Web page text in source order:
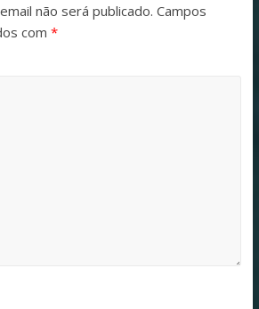
não será publicado. Campos
com *